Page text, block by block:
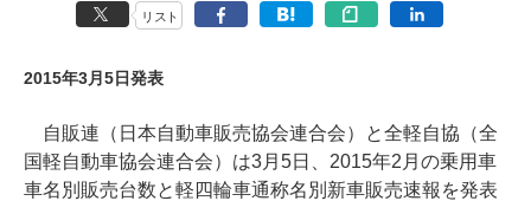
リスト
2015年3月5日発表
自販連（日本自動車販売協会連合会）と全軽自協（全
国軽自動車協会連合会）は3月5日、2015年2月の乗用車
車名別販売台数と軽四輪車通称名別新車販売速報を発表